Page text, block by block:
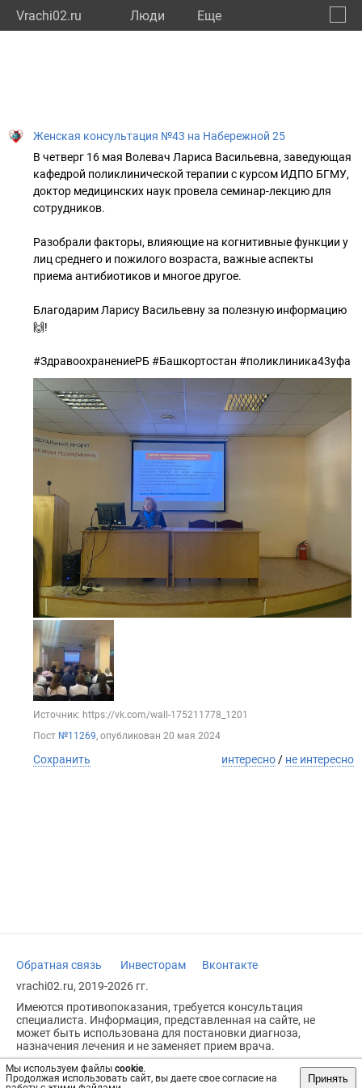
Vrachi02.ru Люди Eще
Мы используем файлы cookie.
Продолжая использовать сайт, вы даете свое согласие на
Принять
Женская консультация №43 на Набережной 25
В четверг 16 мая Волевач Лариса Васильевна, заведующая
кафедрой поликлинической терапии с курсом ИДПО БГМУ,
доктор медицинских наук провела семинар-лекцию для
сотрудников.
Разобрали факторы, влияющие на когнитивные функции у
лиц среднего и пожилого возраста, важные аспекты
приема антибиотиков и многое другое.
Благодарим Ларису Васильевну за полезную информацию
🙌!
#ЗдравоохранениеРБ #Башкортостан #поликлиника43уфа
Источник: https://vk.com/wall-175211778_1201
Пост №11269, опубликован 20 мая 2024
Сохранить интересно / не интересно
Обратная связь Инвесторам
Вконтакте
vrachi02.ru, 2019-2026 гг.
Имеются противопоказания, требуется консультация
специалиста. Информация, представленная на сайте, не
может быть использована для постановки диагноза,
назначения лечения и не заменяет прием врача.
Возрастное ограничение: 18+